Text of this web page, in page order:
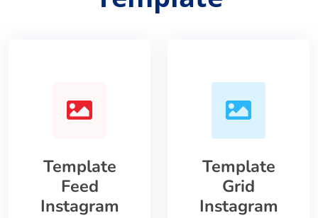
Template
Feed
Instagram
Template
Grid
Instagram